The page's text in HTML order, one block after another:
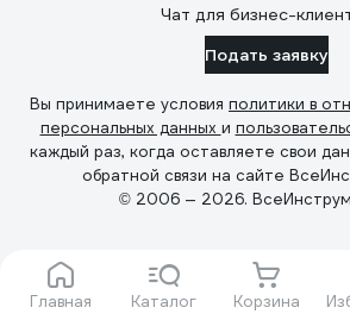
Главная Каталог Корзина
Чат для бизнес-
Подать заявку
Вы принимаете условия политики в
персональных данных и
каждый раз, когда оставляете свои
обратной связи на сайте
© 2006 — 2026.